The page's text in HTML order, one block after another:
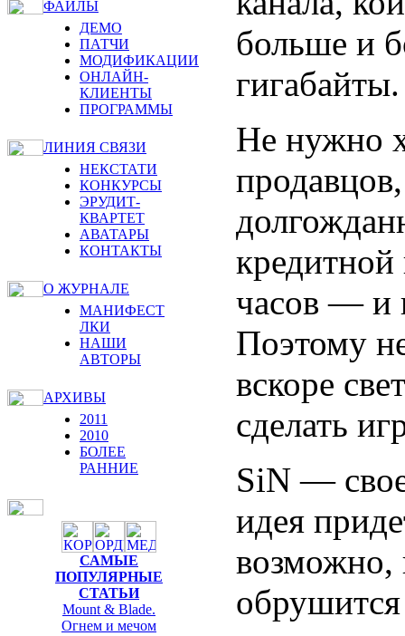
ФАЙЛЫ
ДЕМО
ПАТЧИ
МОДИФИКАЦИИ
ОНЛАЙН-
КЛИЕНТЫ
ПРОГРАММЫ
ЛИНИЯ СВЯЗИ
НЕКСТАТИ
КОНКУРСЫ
ЭРУДИТ-
КВАРТЕТ
АВАТАРЫ
КОНТАКТЫ
О ЖУРНАЛЕ
МАНИФЕСТ
ЛКИ
НАШИ
АВТОРЫ
АРХИВЫ
2011
2010
БОЛЕЕ
РАННИЕ
САМЫЕ
ПОПУЛЯРНЫЕ
СТАТЬИ
Mount & Blade.
Огнем и мечом
больше и
гигабайты.
Не нужно
часов — и
Поэтому
вскоре
сделать
SiN —
идея
возможно,
обрушится